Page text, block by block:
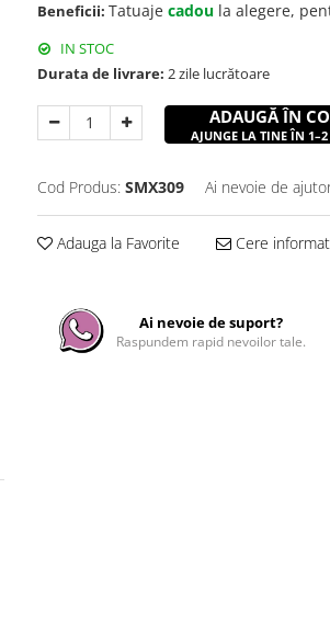
Beneficii: Tatuaje cadou la alegere,
IN STOC
Durata de livrare: 2 zile lucrătoare
ADAUGĂ ÎN
AJUNGE LA TINE ÎN 1–2
Cod Produs: SMX309 Ai nevoie de
Adauga la Favorite Cere
Ai nevoie de suport?
Raspundem rapid nevoilor tale.